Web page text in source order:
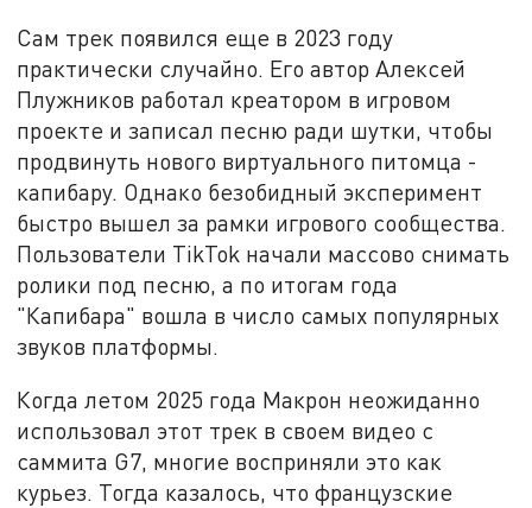
Сам трек появился еще в 2023 году
практически случайно. Его автор Алексей
Плужников работал креатором в игровом
проекте и записал песню ради шутки, чтобы
продвинуть нового виртуального питомца -
капибару. Однако безобидный эксперимент
быстро вышел за рамки игрового сообщества.
Пользователи TikTok начали массово снимать
ролики под песню, а по итогам года
"Капибара" вошла в число самых популярных
звуков платформы.
Когда летом 2025 года Макрон неожиданно
использовал этот трек в своем видео с
саммита G7, многие восприняли это как
курьез. Тогда казалось, что французские